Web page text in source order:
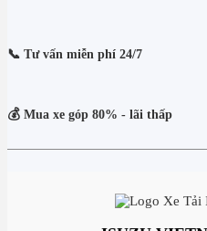
📞 Tư vấn miễn phí 24/7
💰 Mua xe góp 80% - lãi thấp